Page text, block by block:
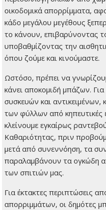
οικοδομικά απορρίμματα,
κάδο μεγάλου μεγέθους
το κάνουν, επιβαρύνοντας
υποβαθμίζοντας την
όπου ζούμε και κινούμαστε.
Ωστόσο, πρέπει να
κάνει αποκομιδή μπάζων.
συσκευών και
των φύλλων από κηπευτικές
κλείνουμε εγκαίρως
Καθαριότητας, πριν
μετά από συνεννόηση, τα
παραλαμβάνουν τα ογκώδη
των σπιτιών μας.
Για έκτακτες περιπτώσεις
απορριμμάτων, οι δημότες